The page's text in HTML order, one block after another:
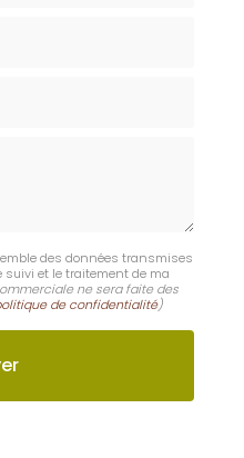
des données transmises
et le traitement de ma
ne sera faite des
de confidentialité)